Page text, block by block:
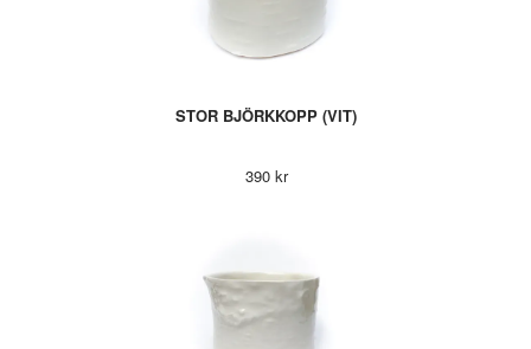
STOR BJÖRKKOPP (VIT)
390 kr